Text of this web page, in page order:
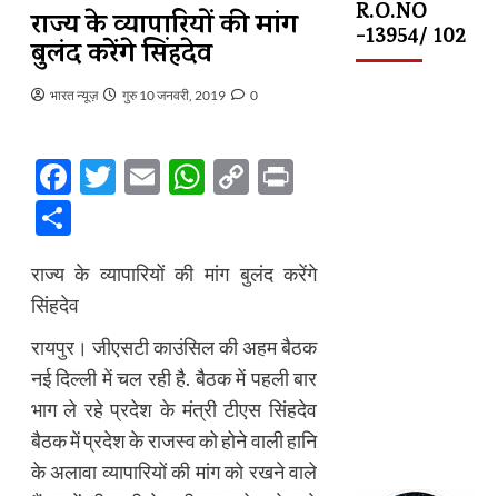
राज्य के व्यापारियों की मांग
बुलंद करेंगे सिंहदेव
भारत न्यूज़ गुरु 10 जनवरी, 2019 0
Facebook
Twitter
EmailWhatsApp
CopyPrint
Share
राज्य के व्यापारियों की मांग बुलंद करेंगे
सिंहदेव
रायपुर। जीएसटी काउंसिल की अहम बैठक
नई दिल्ली में चल रही है. बैठक में पहली बार
भाग ले रहे प्रदेश के मंत्री टीएस सिंहदेव
बैठक में प्रदेश के राजस्व को होने वाली हानि
के अलावा व्यापारियों की मांग को रखने वाले
R.O.NO
-13954/ 102